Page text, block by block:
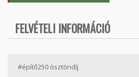
FELVÉTELI INFORMÁCIÓ
#építő250 ösztöndíj